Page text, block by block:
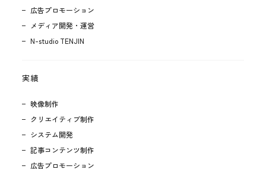
広告プロモーション
メディア開発・運営
N-studio TENJIN
実績
映像制作
クリエイティブ制作
システム開発
記事コンテンツ制作
広告プロモーション